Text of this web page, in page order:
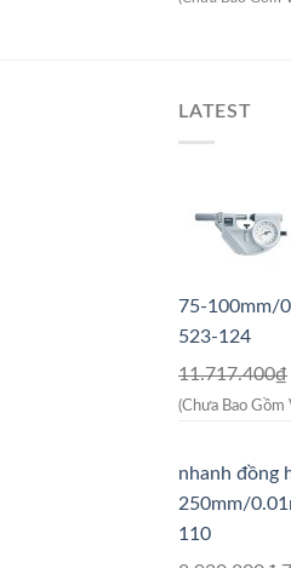
LATEST
75-100mm/
523-124
11.717.400₫
(Chưa Bao Gồm
nhanh đồng
250mm/
110